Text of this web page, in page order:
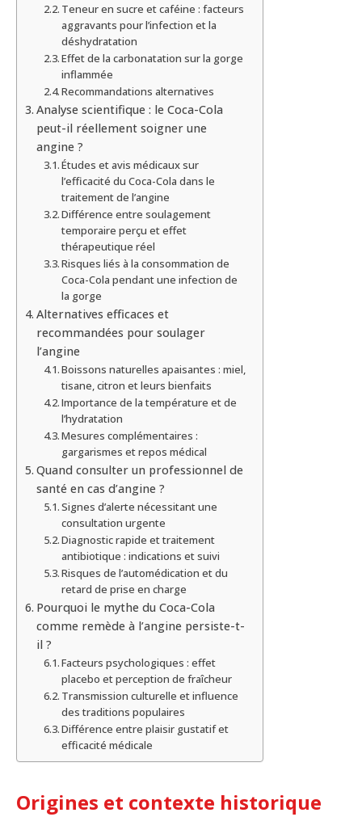
Teneur en sucre et caféine : facteurs
aggravants pour l’infection et la
déshydratation
Effet de la carbonatation sur la gorge
inflammée
Recommandations alternatives
Analyse scientifique : le Coca-Cola
peut-il réellement soigner une
angine ?
Études et avis médicaux sur
l’efficacité du Coca-Cola dans le
traitement de l’angine
Différence entre soulagement
temporaire perçu et effet
thérapeutique réel
Risques liés à la consommation de
Coca-Cola pendant une infection de
la gorge
Alternatives efficaces et
recommandées pour soulager
l’angine
Boissons naturelles apaisantes : miel,
tisane, citron et leurs bienfaits
Importance de la température et de
l’hydratation
Mesures complémentaires :
gargarismes et repos médical
Quand consulter un professionnel de
santé en cas d’angine ?
Signes d’alerte nécessitant une
consultation urgente
Diagnostic rapide et traitement
antibiotique : indications et suivi
Risques de l’automédication et du
retard de prise en charge
Pourquoi le mythe du Coca-Cola
comme remède à l’angine persiste-t-
il ?
Facteurs psychologiques : effet
placebo et perception de fraîcheur
Transmission culturelle et influence
des traditions populaires
Différence entre plaisir gustatif et
efficacité médicale
Origines et contexte historique